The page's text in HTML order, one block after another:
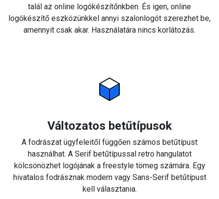
talál az online logókészítőnkben. És igen, online
logókészítő eszközünkkel annyi szalonlogót szerezhet be,
amennyit csak akar. Használatára nincs korlátozás.
Változatos betűtípusok
A fodrászat ügyfeleitől függően számos betűtípust
használhat. A Serif betűtípussal retro hangulatot
kölcsönözhet logójának a freestyle tömeg számára. Egy
hivatalos fodrásznak modern vagy Sans-Serif betűtípust
kell választania.